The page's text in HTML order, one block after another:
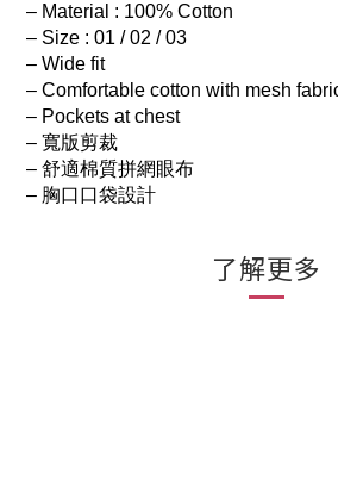
– Material : 100% Cotton
– Size : 01 / 02 / 03
– Wide fit
– Comfortable cotton with mesh
– Pockets at chest
– 寬版剪裁
– 舒適棉質拼網眼布
– 胸口口袋設計
了解更多